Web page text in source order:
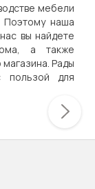
мебели
Поэтому наша
вы найдете
а также
Рады
для